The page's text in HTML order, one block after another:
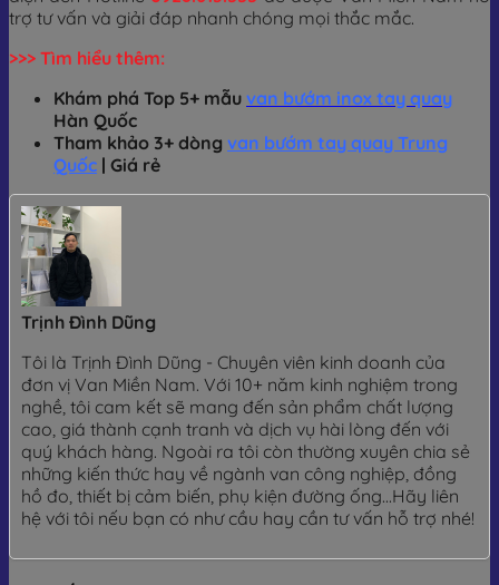
trợ tư vấn và giải đáp nhanh chóng mọi thắc mắc.
>>> Tìm hiểu thêm:
Khám phá Top 5+ mẫu van bướm inox tay quay
Hàn Quốc
Tham khảo 3+ dòng van bướm tay quay Trung
Quốc | Giá rẻ
Trịnh Đình Dũng
Tôi là Trịnh Đình Dũng - Chuyên viên kinh doanh của
đơn vị Van Miền Nam. Với 10+ năm kinh nghiệm trong
nghề, tôi cam kết sẽ mang đến sản phẩm chất lượng
cao, giá thành cạnh tranh và dịch vụ hài lòng đến với
quý khách hàng. Ngoài ra tôi còn thường xuyên chia sẻ
những kiến thức hay về ngành van công nghiệp, đồng
hồ đo, thiết bị cảm biến, phụ kiện đường ống...Hãy liên
hệ với tôi nếu bạn có như cầu hay cần tư vấn hỗ trợ nhé!